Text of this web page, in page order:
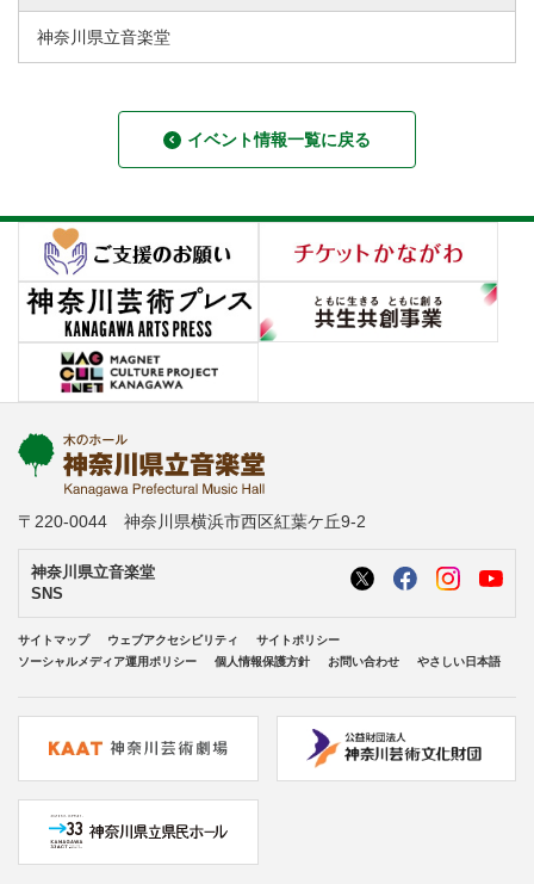
神奈川県立音楽堂
イベント情報一覧に戻る
〒220-0044 神奈川県横浜市西区紅葉ケ丘9-2
神奈川県立音楽堂
SNS
サイトマップ ウェブアクセシビリティ
サイトポリシー
ソーシャルメディア運用ポリシー
個人情報保護方針 お問い合わせ やさしい日本語